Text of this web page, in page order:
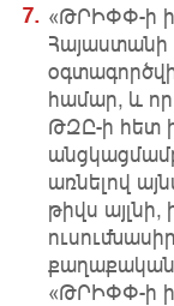
«ԹՐԻՓՓ-ի
Հայաստանի
համար, և
ԹԶԸ-ի հետ
առնելով
թիվս
քաղաքական
«ԹՐԻՓՓ-ի